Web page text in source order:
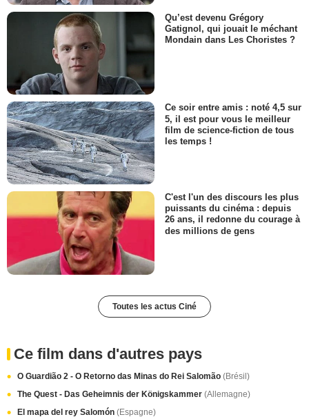
Qu’est devenu Grégory
Gatignol, qui jouait le méchant
Mondain dans Les Choristes ?
Ce soir entre amis : noté 4,5 sur
5, il est pour vous le meilleur
film de science-fiction de tous
les temps !
C'est l'un des discours les plus
puissants du cinéma : depuis
26 ans, il redonne du courage à
des millions de gens
Toutes les actus Ciné
Ce film dans d'autres pays
O Guardião 2 - O Retorno das Minas do Rei Salomão (Brésil)
The Quest - Das Geheimnis der Königskammer (Allemagne)
El mapa del rey Salomón (Espagne)